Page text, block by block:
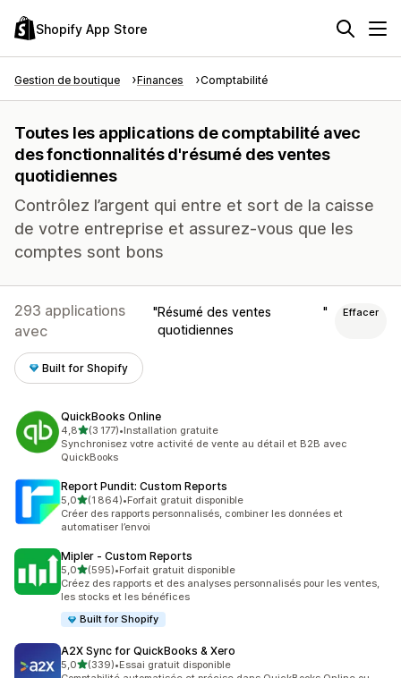
Shopify App Store
Gestion de boutique Finances Comptabilité
Toutes les applications de comptabilité avec
des fonctionnalités d'résumé des ventes
quotidiennes
Contrôlez l’argent qui entre et sort de la caisse
de votre entreprise et assurez-vous que les
comptes sont bons
293 applications
avec
Résumé des ventes
quotidiennes
Effacer
Built for Shopify
QuickBooks Online
4,8étoile(s) sur 5
(3 177)
3177 avis au total
•Installation gratuite
Synchronisez votre activité de vente au détail et B2B avec
QuickBooks
Report Pundit: Custom Reports
5,0étoile(s) sur 5
(1 864)
1864 avis au total
•Forfait gratuit disponible
Créer des rapports personnalisés, combiner les données et
automatiser l’envoi
Mipler ‑ Custom Reports
5,0étoile(s) sur 5
(595)
595 avis au total
•Forfait gratuit disponible
Créez des rapports et des analyses personnalisés pour les ventes,
les stocks et les bénéfices
Built for Shopify
A2X Sync for QuickBooks & Xero
5,0étoile(s) sur 5
(339)
339 avis au total
•Essai gratuit disponible